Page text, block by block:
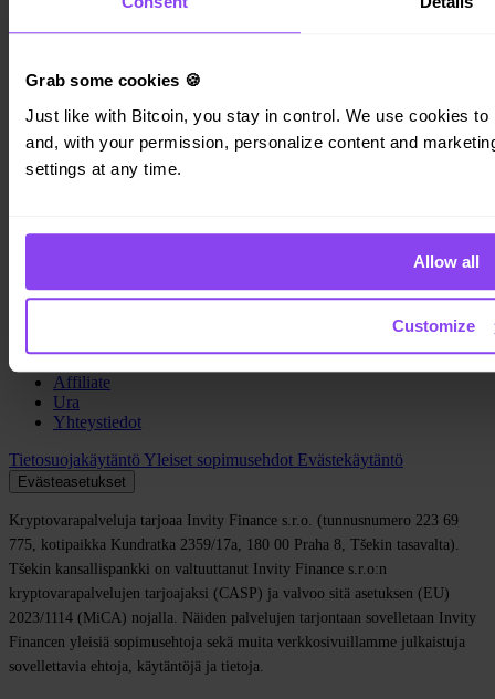
Grab some cookies 🍪
Just like with Bitcoin, you stay in control. We use cookies
and, with your permission, personalize content and
settings at any time.
Allow all
Customize
Invity
Henkilökohtainen
Yritys
Turbo Osto
Tietoja
Affiliate
Ura
Yhteystiedot
Tietosuojakäytäntö Yleiset sopimusehdot Evästekäytäntö
Evästeasetukset
Kryptovarapalveluja tarjoaa Invity Finance s.r.o. (tunnusnumero 223 69
775, kotipaikka Kundratka 2359/17a, 180 00 Praha 8, Tšekin tasavalta).
Tšekin kansallispankki on valtuuttanut Invity Finance s.r.o:n
kryptovarapalvelujen tarjoajaksi (CASP) ja valvoo sitä asetuksen (EU)
2023/1114 (MiCA) nojalla. Näiden palvelujen tarjontaan sovelletaan Invity
Financen yleisiä sopimusehtoja sekä muita verkkosivuillamme julkaistuja
sovellettavia ehtoja, käytäntöjä ja tietoja.